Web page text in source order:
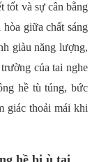
tốt và sự cân bằng
giữa chất sáng
giàu năng lượng,
của tai nghe
hề tù túng, bức
giác thoải mái khi